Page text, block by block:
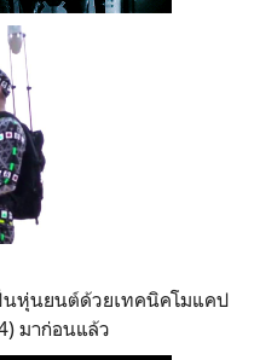
นหุ่นยนต์ด้วยเทคนิคโมแคป
มาก่อนแล้ว